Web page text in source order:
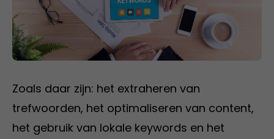
Zoals daar zijn: het extraheren van
trefwoorden, het optimaliseren van content,
het gebruik van lokale keywords en het